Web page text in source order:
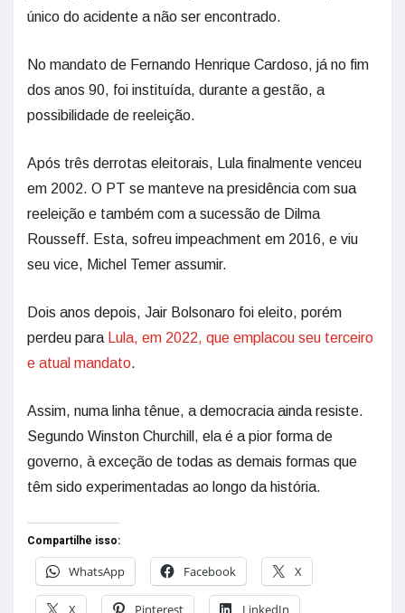
único do acidente a não ser encontrado.
No mandato de Fernando Henrique Cardoso, já no fim
dos anos 90, foi instituída, durante a gestão, a
possibilidade de reeleição.
Após três derrotas eleitorais, Lula finalmente venceu
em 2002. O PT se manteve na presidência com sua
reeleição e também com a sucessão de Dilma
Rousseff. Esta, sofreu impeachment em 2016, e viu
seu vice, Michel Temer assumir.
Dois anos depois, Jair Bolsonaro foi eleito, porém
perdeu para Lula, em 2022, que emplacou seu terceiro
e atual mandato.
Assim, numa linha tênue, a democracia ainda resiste.
Segundo Winston Churchill, ela é a pior forma de
governo, à exceção de todas as demais formas que
têm sido experimentadas ao longo da história.
Compartilhe isso:
WhatsApp
Facebook X
X Pinterest LinkedIn